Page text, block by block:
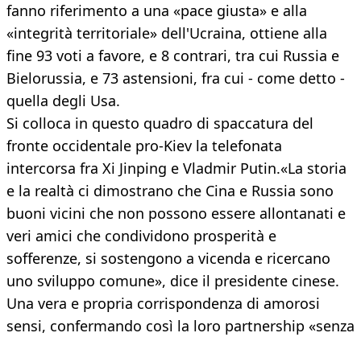
fanno riferimento a una «pace giusta» e alla
«integrità territoriale» dell'Ucraina, ottiene alla
fine 93 voti a favore, e 8 contrari, tra cui Russia e
Bielorussia, e 73 astensioni, fra cui - come detto -
quella degli Usa.
Si colloca in questo quadro di spaccatura del
fronte occidentale pro-Kiev la telefonata
intercorsa fra Xi Jinping e Vladmir Putin.«La storia
e la realtà ci dimostrano che Cina e Russia sono
buoni vicini che non possono essere allontanati e
veri amici che condividono prosperità e
sofferenze, si sostengono a vicenda e ricercano
uno sviluppo comune», dice il presidente cinese.
Una vera e propria corrispondenza di amorosi
sensi, confermando così la loro partnership «senza